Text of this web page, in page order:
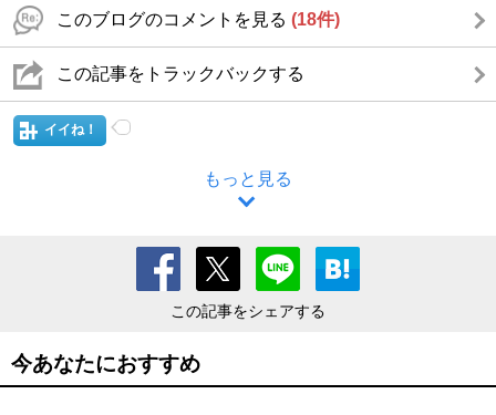
このブログのコメントを見る (18件)
この記事をトラックバックする
イイね！
もっと見る
この記事をシェアする
今あなたにおすすめ